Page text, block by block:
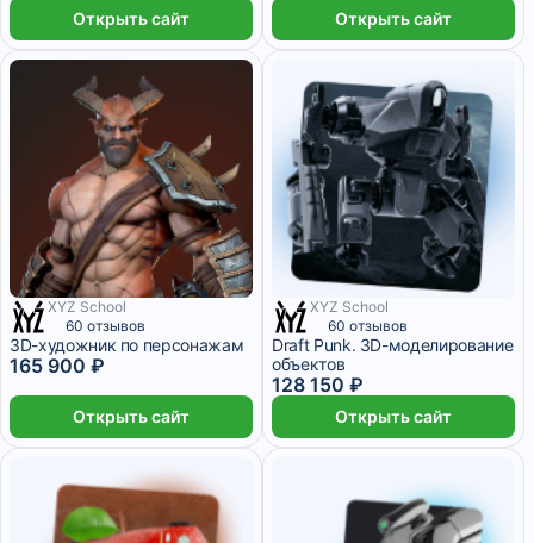
Открыть сайт Открыть сайт
10 месяцев
XYZ School
60 отзывов
3D-художник по персонажам
165 900 ₽
Открыть сайт
8 месяцев
XYZ School
60 отзывов
Draft Punk. 3D-моделирование
объектов
128 150 ₽
Открыть сайт